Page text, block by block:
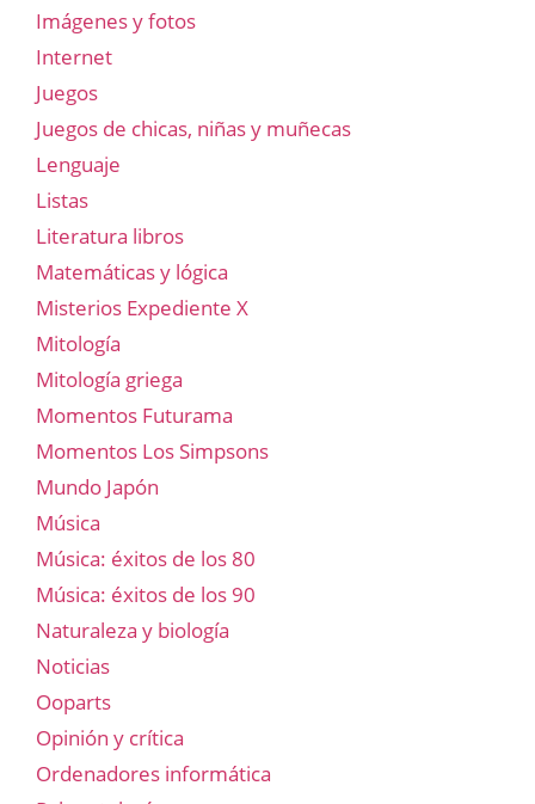
Imágenes y fotos
Internet
Juegos
Juegos de chicas, niñas y muñecas
Lenguaje
Listas
Literatura libros
Matemáticas y lógica
Misterios Expediente X
Mitología
Mitología griega
Momentos Futurama
Momentos Los Simpsons
Mundo Japón
Música
Música: éxitos de los 80
Música: éxitos de los 90
Naturaleza y biología
Noticias
Ooparts
Opinión y crítica
Ordenadores informática